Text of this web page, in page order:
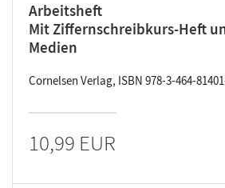
Arbeitsheft
Mit Ziffernschreibkurs-Heft
Medien
Cornelsen Verlag, ISBN 978-3-464-
10,99 EUR